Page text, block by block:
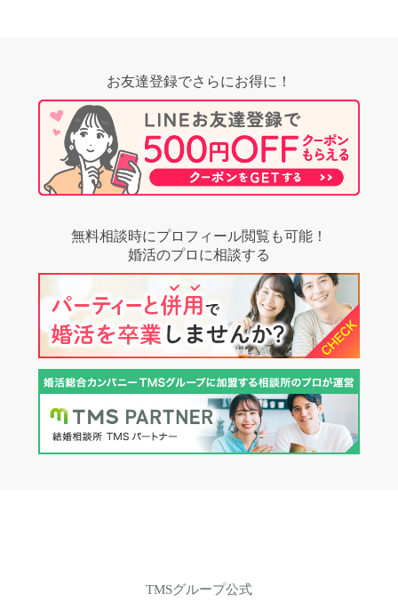
お友達登録でさらにお得に！
無料相談時にプロフィール閲覧も可能！
婚活のプロに相談する
TMSグループ公式